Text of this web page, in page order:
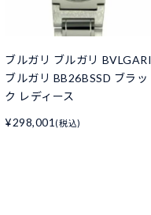
ブルガリ ブルガリ BVLGARI
ブルガリ BB26BSSD ブラッ
ク レディース
¥298,001 (税込)